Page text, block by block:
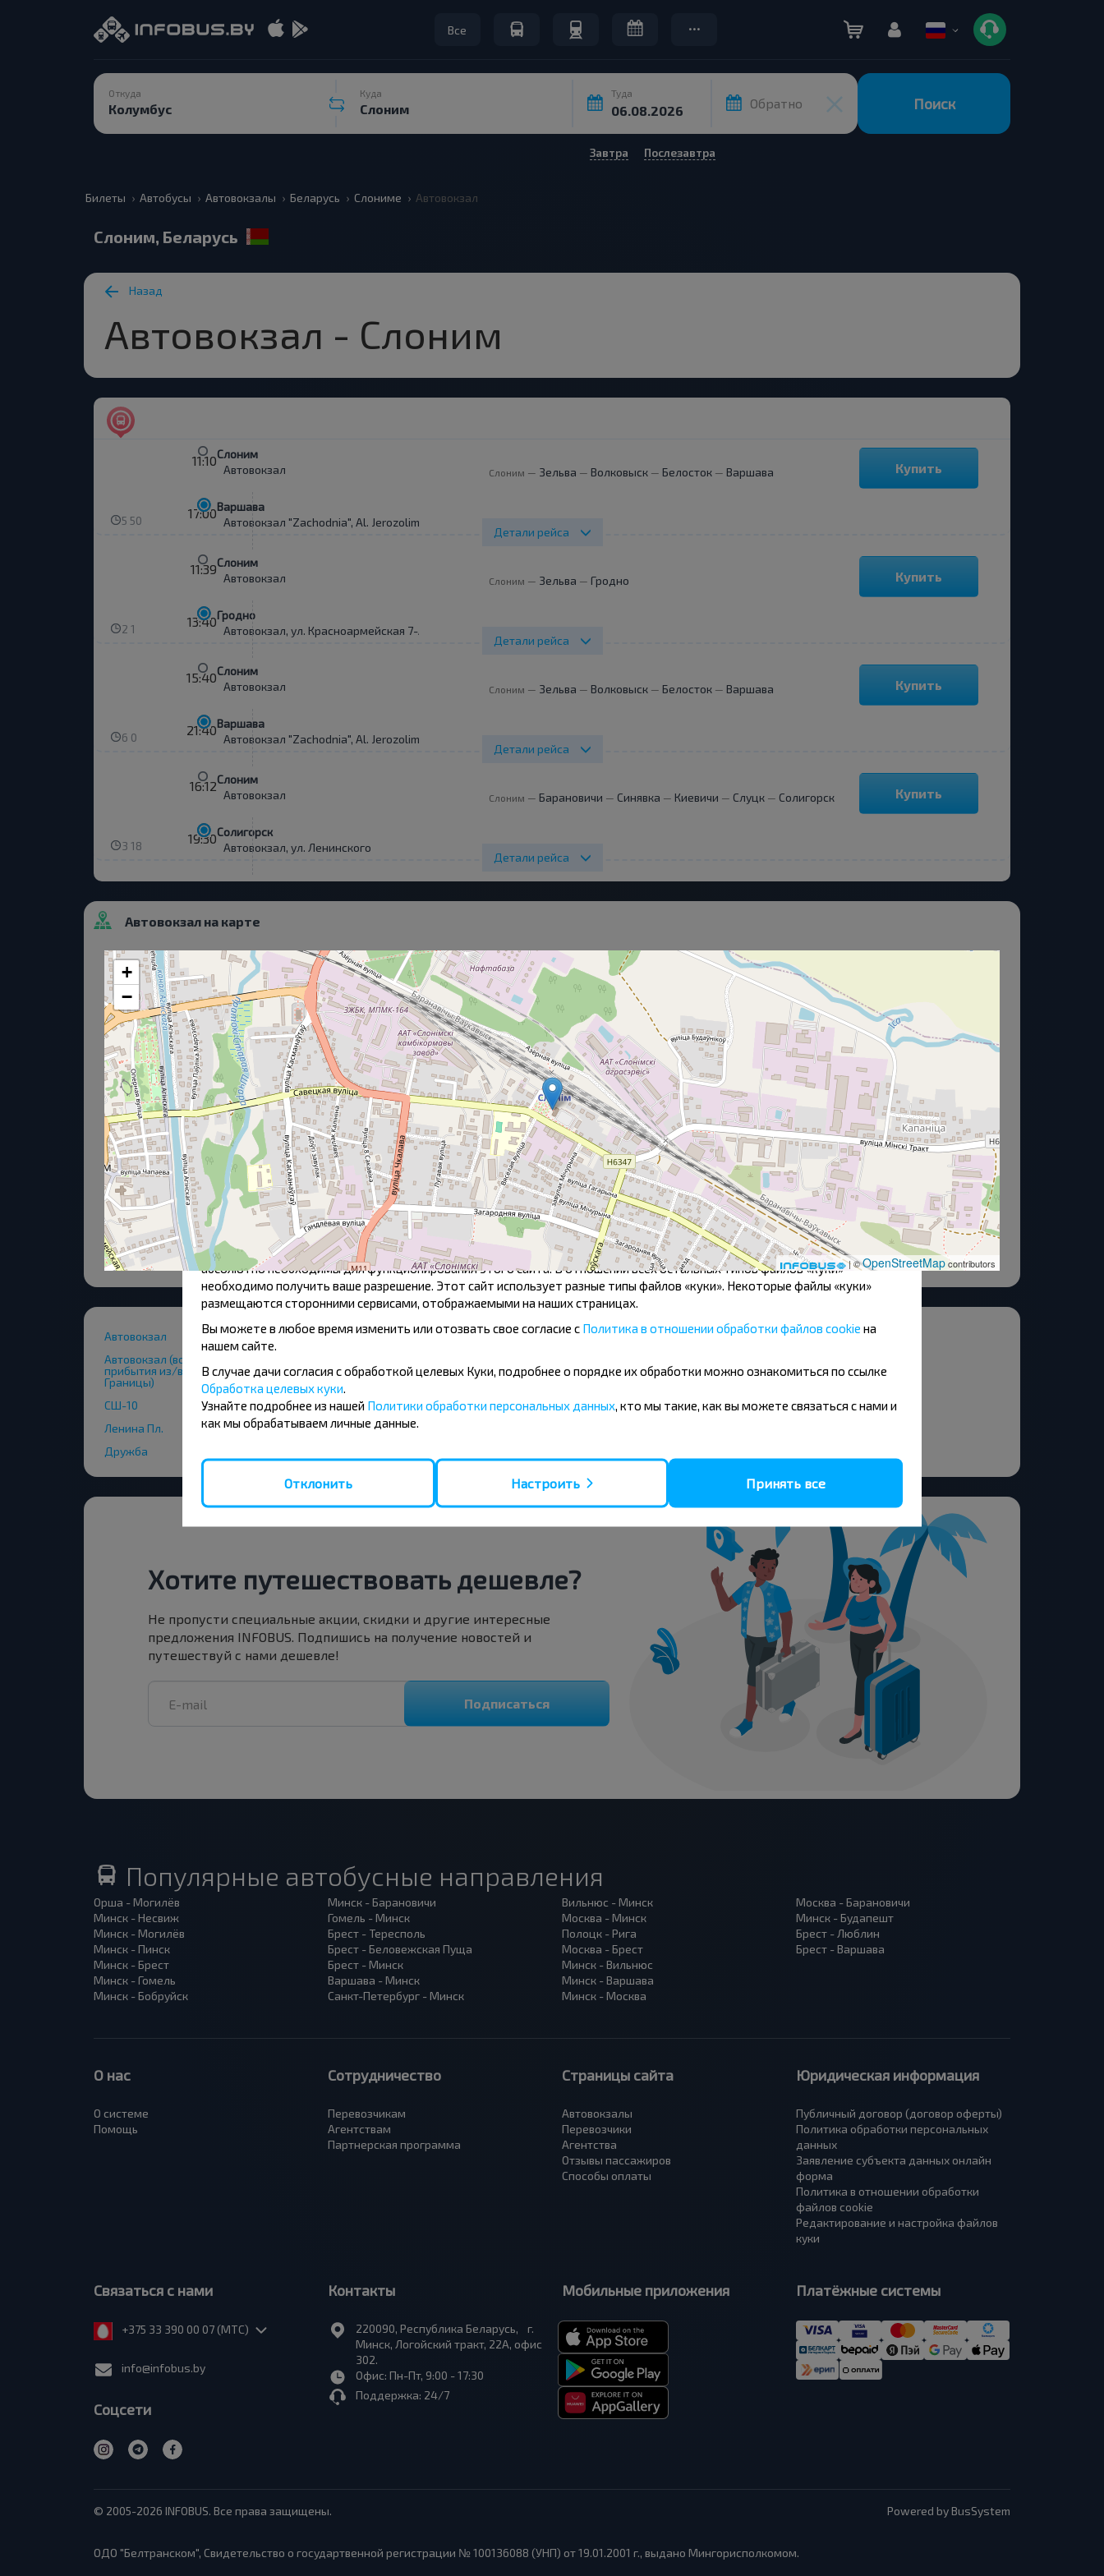
Все
Откуда Куда Туда
Обратно Поиск
Завтра Послезавтра
Билеты Автобусы Автовокзалы Беларусь Слониме Автовокзал
Слоним, Беларусь
Назад
Автовокзал - Слоним
11:10Слоним
Автовокзал
5 50 17:00Варшава
Автовокзал "Zachodnia", Al. Jerozolimskie 144
Слоним — Зельва — Волковыск— Белосток— Варшава Купить
Детали рейса
11:39Слоним
Автовокзал
2 1 13:40Гродно
Автовокзал, ул. Красноармейская 7-А
Слоним — Зельва — Гродно Купить
Детали рейса
15:40Слоним
Автовокзал
6 0 21:40Варшава
Автовокзал "Zachodnia", Al. Jerozolimskie 144
Слоним — Зельва — Волковыск— Белосток— Варшава Купить
Детали рейса
16:12Слоним
Автовокзал
3 18 19:30Солигорск
Автовокзал, ул. Ленинского
Слоним — Барановичи — Синявка — Киевичи — Слуцк— Солигорск Купить
Детали рейса
Автовокзал на карте
+
−
| ©OpenStreetMapcontributors
Автовокзал
Автовокзал (возможны задержки отправления и
прибытия из/в г.Слоним из-за прохождения
Границы)
СШ-10
Ленина Пл.
Дружба
Больница
Звездная ул.
Кленовая ул.
Детская поликлиника
Вокзал
Магазин Спутник
Хотите путешествовать дешевле?
Не пропусти специальные акции, скидки и другие интересные
предложения INFOBUS. Подпишись на получение новостей и
путешествуй с нами дешевле!
Подписаться
Популярные автобусные направления
Орша - Могилёв
Минск - Несвиж
Минск - Могилёв
Минск - Пинск
Минск - Брест
Минск - Гомель
Минск - Бобруйск
Минск - Барановичи
Гомель - Минск
Брест - Тересполь
Брест - Беловежская Пуща
Брест - Минск
Варшава - Минск
Санкт-Петербург - Минск
Вильнюс - Минск
Москва - Минск
Полоцк - Рига
Москва - Брест
Минск - Вильнюс
Минск - Варшава
Минск - Москва
Москва - Барановичи
Минск - Будапешт
Брест - Люблин
Брест - Варшава
О нас
О системе
Помощь
Сотрудничество
Перевозчикам
Агентствам
Партнерская программа
Страницы сайта
Автовокзалы
Перевозчики
Агентства
Отзывы пассажиров
Способы оплаты
Юридическая информация
Публичный договор (договор оферты)
Политика обработки персональных
данных
Заявление субъекта данных онлайн
форма
Политика в отношении обработки
файлов cookie
Редактирование и настройка файлов
куки
Связаться с нами
+375 33 390 00 07 (МТС)
info@infobus.by
Соцсети
Контакты
220090, Республика Беларусь, г.
Минск, Логойский тракт, 22А, офис
302.
Офис: Пн-Пт, 9:00 - 17:30
Поддержка: 24/7
Мобильные приложения Платёжные системы
© 2005-2026 INFOBUS. Все права защищены. Powered by BusSystem
ОДО "Белтранском", Свидетельство о государтвенной регистрации № 100136088 (УНП) от 19.01.2001 г., выдано Мингорисполкомом.
Согласие Подробности О нас
Для обеспечения удобства пользователей сайта используются cookies. Вы можете их Принять, Принять частично или
Отклонить
«Куки» — это небольшие текстовые файлы, которые могут использоваться сайтами для повышения эффективности
работы пользователей. В законе говорится, что мы можем хранить файлы «куки» на вашем устройстве, если они
абсолютно необходимы для функционирования этого сайта. В отношении всех остальных типов файлов «куки»
необходимо получить ваше разрешение. Этот сайт использует разные типы файлов «куки». Некоторые файлы «куки»
размещаются сторонними сервисами, отображаемыми на наших страницах.
Вы можете в любое время изменить или отозвать свое согласие с Политика в отношении обработки файлов cookie на
нашем сайте.
В случае дачи согласия с обработкой целевых Куки, подробнее о порядке их обработки можно ознакомиться по ссылке
Обработка целевых куки
Узнайте подробнее из нашей Политики обработки персональных данных , кто мы такие, как вы можете связаться с нами и
как мы обрабатываем личные данные.
Отклонить Настроить Принять все